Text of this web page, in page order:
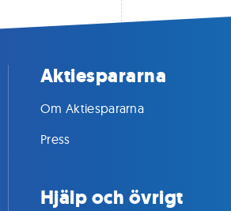
Aktiespararna
Om Aktiespararna
Press
Hjälp och övrigt